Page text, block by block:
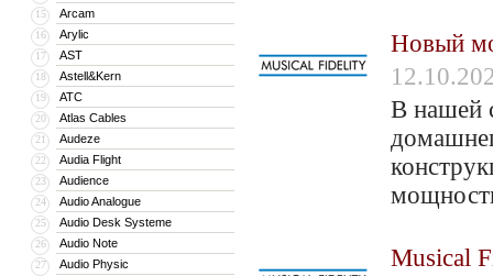
15 Arcam
16 Arylic
17 AST
18 Astell&Kern
19 ATC
20 Atlas Cables
21 Audeze
22 Audia Flight
23 Audience
24 Audio Analogue
25 Audio Desk Systeme
26 Audio Note
27 Audio Physic
Новый
В нашей
Musical